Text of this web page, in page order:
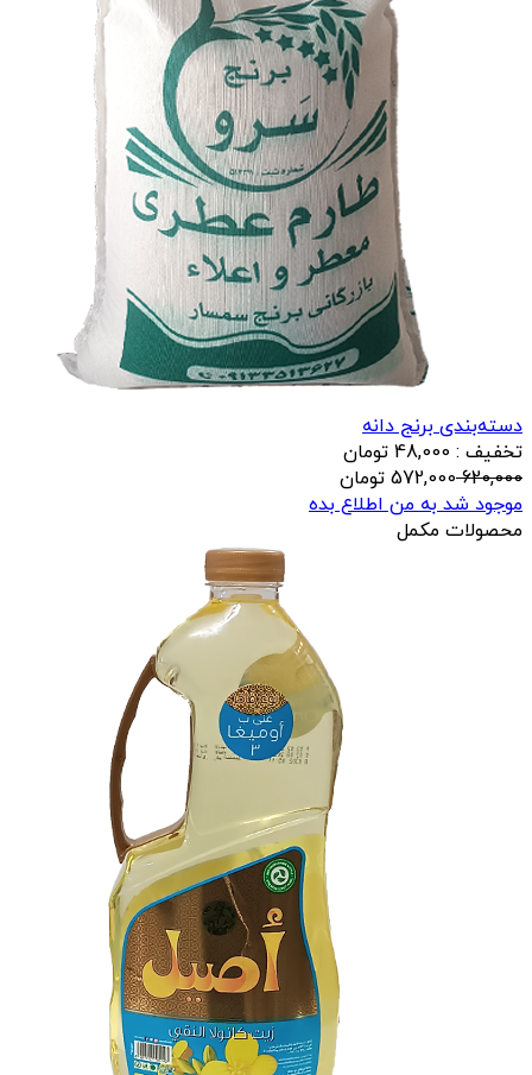
دسته‌بندی برنج دانه
تخفیف : 48,000 تومان
620,000
572,000 تومان
موجود شد به من اطلاع بده
محصولات مکمل